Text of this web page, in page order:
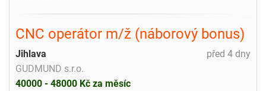
CNC operátor m/ž (náborový bonus)
před 4 dny
Jihlava
GUDMUND s.r.o.
40000 - 48000 Kč za měsíc